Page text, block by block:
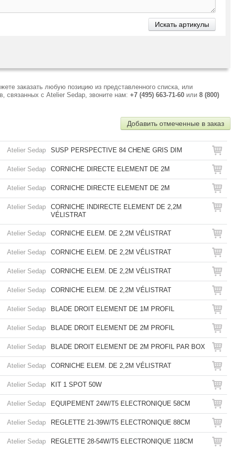
заказать любую позицию из представленного списка, или
связанных с Atelier Sedap, звоните нам: +7 (495) 663-71-60 или 8 (800)
Добавить отмеченные в заказ
Atelier Sedap SUSP PERSPECTIVE 84 CHENE GRIS DIM
Atelier Sedap CORNICHE DIRECTE ELEMENT DE 2M
Atelier Sedap CORNICHE DIRECTE ELEMENT DE 2M
Atelier Sedap
CORNICHE INDIRECTE ELEMENT DE 2,2M
VÉLISTRAT
Atelier Sedap CORNICHE ELEM. DE 2,2M VÉLISTRAT
Atelier Sedap CORNICHE ELEM. DE 2,2M VÉLISTRAT
Atelier Sedap CORNICHE ELEM. DE 2,2M VÉLISTRAT
Atelier Sedap CORNICHE ELEM. DE 2,2M VÉLISTRAT
Atelier Sedap BLADE DROIT ELEMENT DE 1M PROFIL
Atelier Sedap BLADE DROIT ELEMENT DE 2M PROFIL
Atelier Sedap BLADE DROIT ELEMENT DE 2M PROFIL PAR BOX
Atelier Sedap CORNICHE ELEM. DE 2,2M VÉLISTRAT
Atelier Sedap KIT 1 SPOT 50W
Atelier Sedap EQUIPEMENT 24W/T5 ELECTRONIQUE 58CM
Atelier Sedap REGLETTE 21-39W/T5 ELECTRONIQUE 88CM
Atelier Sedap REGLETTE 28-54W/T5 ELECTRONIQUE 118CM